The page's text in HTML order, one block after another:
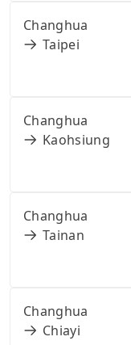
Changhua
Taipei
Changhua
Kaohsiung
Changhua
Tainan
Changhua
Chiayi